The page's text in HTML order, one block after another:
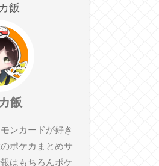
飯
飯
ンカードが好き
ポケカまとめサ
はもちろんポケ